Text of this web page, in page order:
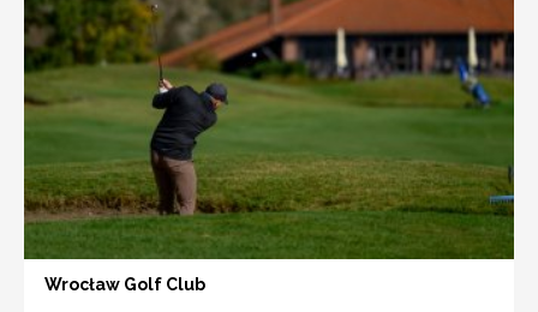
Wrocław Golf Club